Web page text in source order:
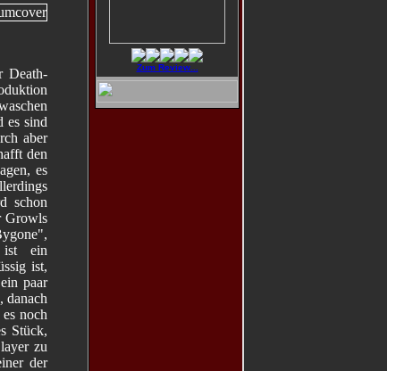
Death-
es sind
aber
den
es
schon
Growls
ist ein
ist,
paar
danach
noch
Stück,
zu
der
Zum Review...